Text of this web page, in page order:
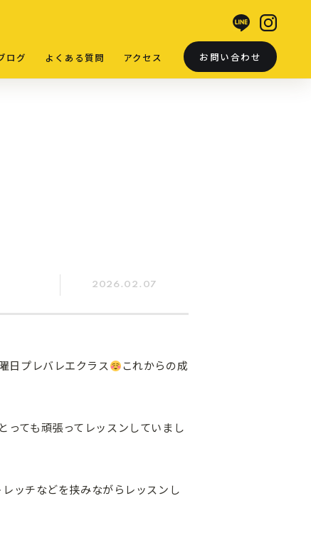
ログ よくある質問 アクセス お問い合わせ
2026.02.07
日プレバレエクラス
これからの成
っても頑張ってレッスンしていまし
ッチなどを挟みながらレッスンし